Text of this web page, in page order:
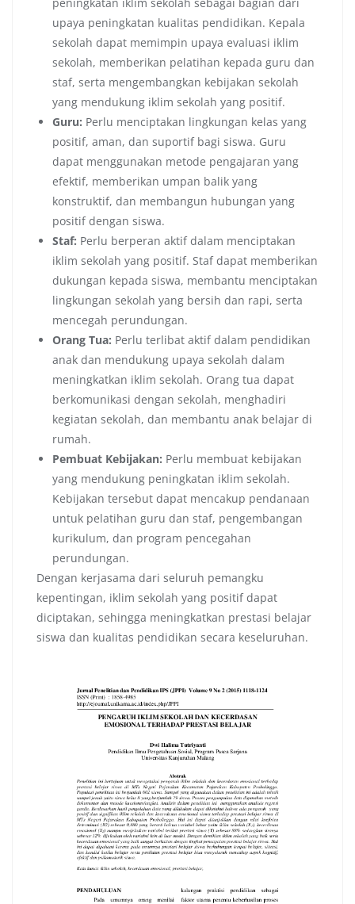
upaya peningkatan kualitas pendidikan. Kepala
sekolah dapat memimpin upaya evaluasi iklim
sekolah, memberikan pelatihan kepada guru dan
staf, serta mengembangkan kebijakan sekolah
yang mendukung iklim sekolah yang positif.
Guru: Perlu menciptakan lingkungan kelas yang
positif, aman, dan suportif bagi siswa. Guru
dapat menggunakan metode pengajaran yang
efektif, memberikan umpan balik yang
konstruktif, dan membangun hubungan yang
positif dengan siswa.
Staf: Perlu berperan aktif dalam menciptakan
iklim sekolah yang positif. Staf dapat memberikan
dukungan kepada siswa, membantu menciptakan
lingkungan sekolah yang bersih dan rapi, serta
mencegah perundungan.
Orang Tua: Perlu terlibat aktif dalam pendidikan
anak dan mendukung upaya sekolah dalam
meningkatkan iklim sekolah. Orang tua dapat
berkomunikasi dengan sekolah, menghadiri
kegiatan sekolah, dan membantu anak belajar di
rumah.
Pembuat Kebijakan: Perlu membuat kebijakan
yang mendukung peningkatan iklim sekolah.
Kebijakan tersebut dapat mencakup pendanaan
untuk pelatihan guru dan staf, pengembangan
kurikulum, dan program pencegahan
perundungan.
Dengan kerjasama dari seluruh pemangku
kepentingan, iklim sekolah yang positif dapat
diciptakan, sehingga meningkatkan prestasi belajar
siswa dan kualitas pendidikan secara keseluruhan.